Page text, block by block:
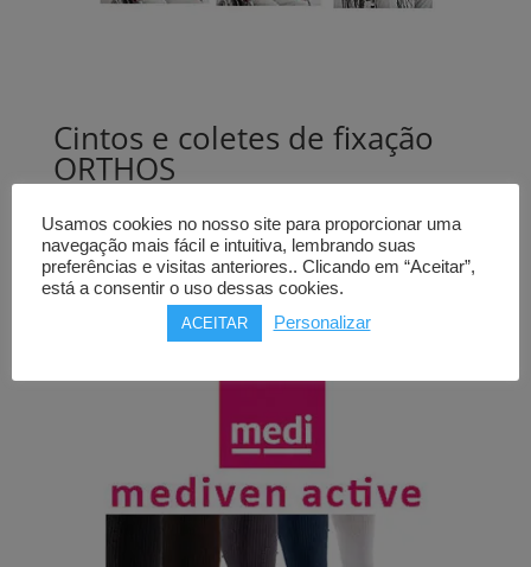
Cintos e coletes de fixação
ORTHOS
vários modelos
36,00€ – 62,00€Price
range:
36,00€
62,00€
Usamos cookies no nosso site para proporcionar uma
navegação mais fácil e intuitiva, lembrando suas
preferências e visitas anteriores.. Clicando em “Aceitar”,
está a consentir o uso dessas cookies.
ACEITAR Personalizar